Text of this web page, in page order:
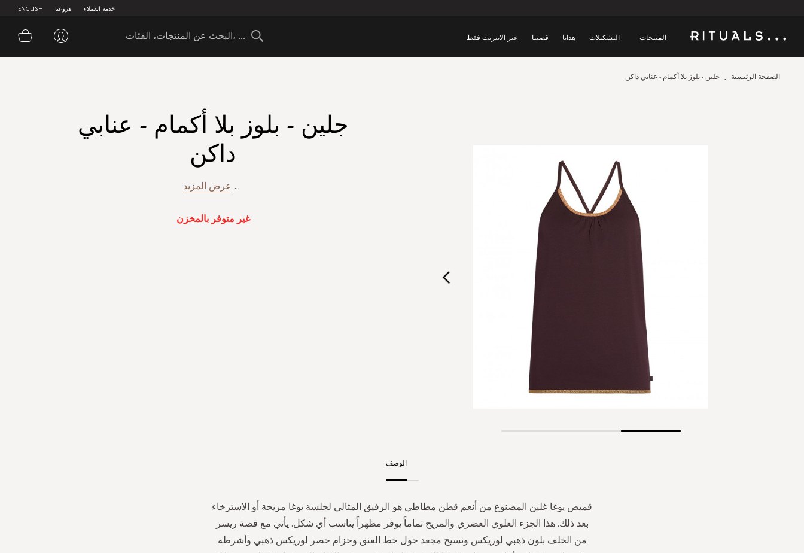
ENGLISH فروعنا خدمة العملاء
المنتجات التشكيلات هدايا قصتنا عبر الانترنت فقط سلة
الصفحة الرئيسية جلين - بلوز بلا أكمام - عنابي داكن
جلين - بلوز بلا أكمام - عنابي
داكن
... عرض المزيد
غير متوفر بالمخزن
الوصف
قميص يوغا غلين المصنوع من أنعم قطن مطاطي هو الرفيق المثالي لجلسة يوغا مريحة أو الاسترخاء
بعد ذلك. هذا الجزء العلوي العصري والمريح تماماً يوفر مظهراً يناسب أي شكل. يأتي مع قصة ريسر
من الخلف بلون ذهبي لوريكس ونسيج مجعد حول خط العنق وحزام خصر لوريكس ذهبي وأشرطة